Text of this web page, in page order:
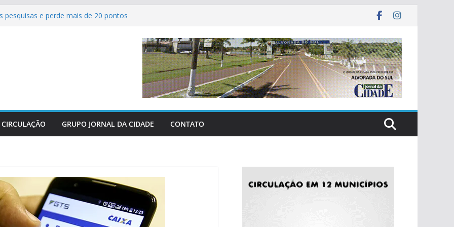
pesquisas e perde mais de 20 pontos
revolucionam atendimento aos
Oeste
as últimas três grandes guerras
Federação e reafirma apoio total
CIRCULAÇÃO GRUPO JORNAL DA CIDADE CONTATO